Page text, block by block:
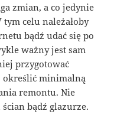
zmian, a co jedynie
celu należałoby
bądź udać się po
ważny jest sam
przygotować
określić minimalną
remontu. Nie
bądź glazurze.